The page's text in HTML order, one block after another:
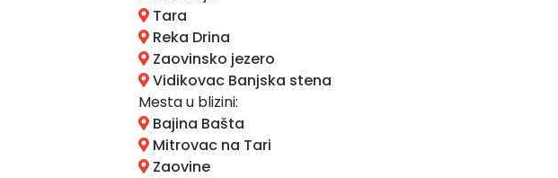
Tara
Reka Drina
Zaovinsko jezero
Vidikovac Banjska stena
Mesta u blizini:
Bajina Bašta
Mitrovac na Tari
Zaovine